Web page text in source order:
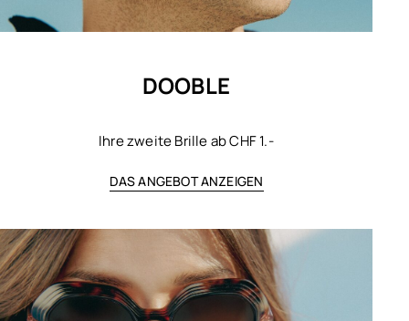
DOOBLE
Ihre zweite Brille ab CHF 1.-
DAS ANGEBOT ANZEIGEN